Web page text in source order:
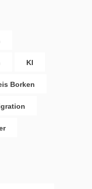
KI
Borken